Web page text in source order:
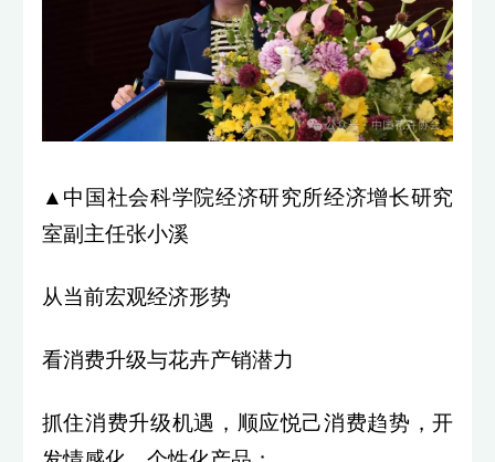
▲中国社会科学院经济研究所经济增长研究
室副主任张小溪
从当前宏观经济形势
看消费升级与花卉产销潜力
抓住消费升级机遇，顺应悦己消费趋势，开